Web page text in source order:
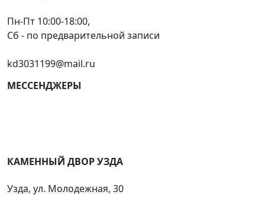
Пн-Пт 10:00-18:00,
Сб - по предварительной записи
kd3031199@mail.ru
МЕССЕНДЖЕРЫ
КАМЕННЫЙ ДВОР УЗДА
Узда, ул. Молодежная, 30